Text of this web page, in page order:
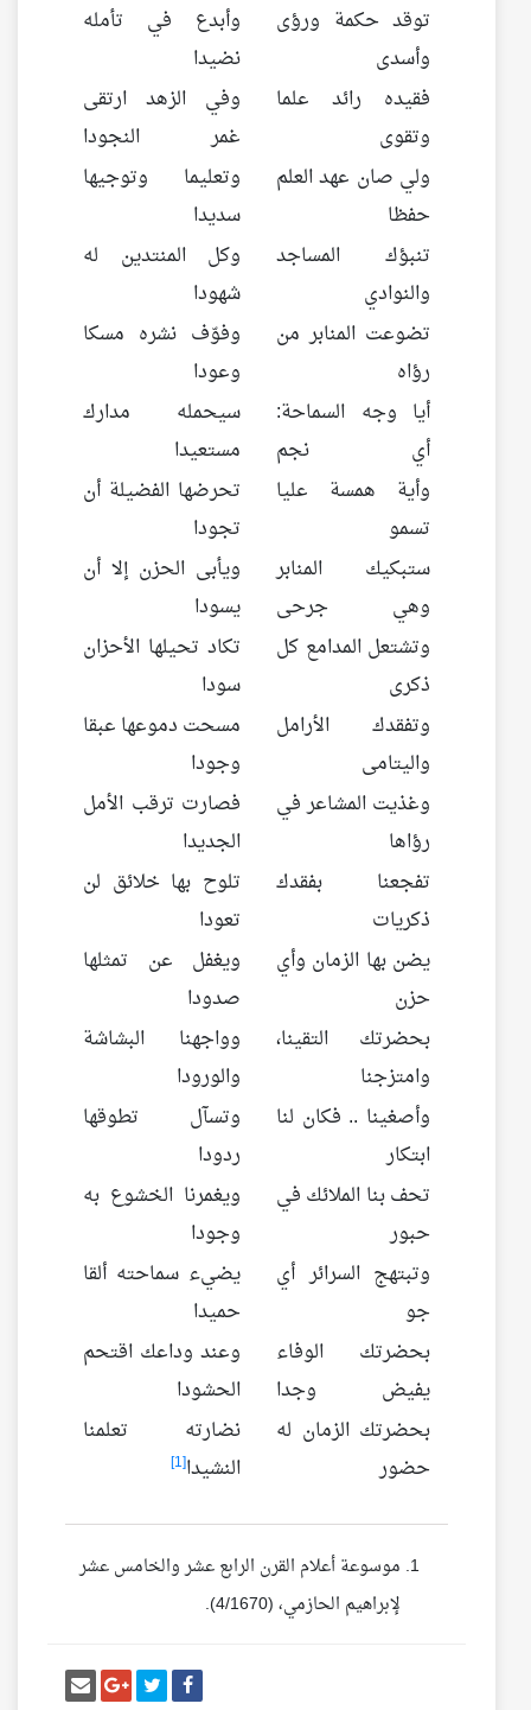
توقد حكمة ورؤى
وأسدى
وأبدع في تأمله
نضيدا
فقيده رائد علما
وتقوى
وفي الزهد ارتقى
غمر النجودا
ولي صان عهد العلم
حفظا
وتعليما وتوجيها
سديدا
تنبؤك المساجد
والنوادي
وكل المنتدين له
شهودا
تضوعت المنابر من
رؤاه
وفوّف نشره مسكا
وعودا
أيا وجه السماحة:
أي نجم
سيحمله مدارك
مستعيدا
وأية همسة عليا
تسمو
تحرضها الفضيلة أن
تجودا
ستبكيك المنابر
وهي جرحى
ويأبى الحزن إلا أن
يسودا
وتشتعل المدامع كل
ذكرى
تكاد تحيلها الأحزان
سودا
وتفقدك الأرامل
واليتامى
مسحت دموعها عبقا
وجودا
وغذيت المشاعر في
رؤاها
فصارت ترقب الأمل
الجديدا
تفجعنا بفقدك
ذكريات
تلوح بها خلائق لن
تعودا
يضن بها الزمان وأي
حزن
ويغفل عن تمثلها
صدودا
بحضرتك التقينا،
وامتزجنا
وواجهنا البشاشة
والورودا
وأصغينا .. فكان لنا
ابتكار
وتسآل تطوقها
ردودا
تحف بنا الملائك في
حبور
ويغمرنا الخشوع به
وجودا
وتبتهج السرائر أي
جو
يضيء سماحته ألقا
حميدا
بحضرتك الوفاء
يفيض وجدا
وعند وداعك اقتحم
الحشودا
بحضرتك الزمان له
حضور
نضارته تعلمنا
النشيدا[1]
موسوعة أعلام القرن الرابع عشر والخامس عشر
لإبراهيم الحازمي، (4/1670).
شارك على فيسبوك
أنشر تغريدةشارك على